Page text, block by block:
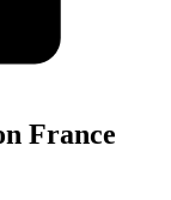
France